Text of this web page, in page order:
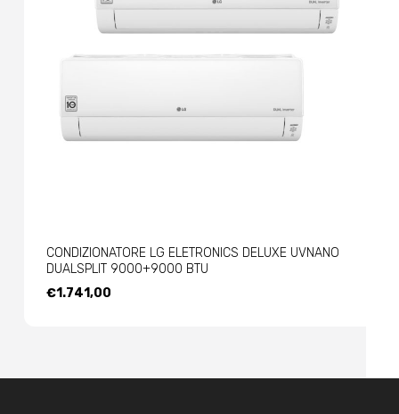
CONDIZIONATORE LG ELETRONICS DELUXE UVNANO
DUALSPLIT 9000+9000 BTU
€1.741,00